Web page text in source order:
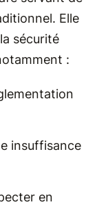
Elle
sécurité
:
insuffisance
en